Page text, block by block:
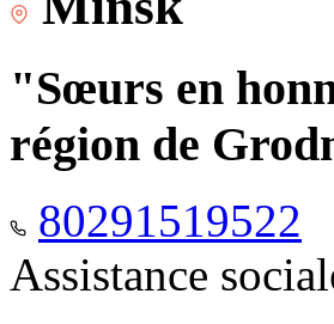
"Sœurs en
région de
80291519522
Assistance